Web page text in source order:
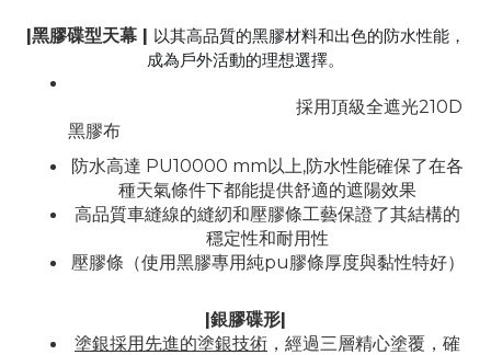
|黑膠碟型天幕 | 以其高品質的黑膠材料和出色的防水性能，
成為戶外活動的理想選擇。
採用頂級全遮光210D
黑膠布
防水高達 PU10000 mm以上,防水性能確保了在各
種天氣條件下都能提供舒適的遮陽效果
高品質車縫線的縫紉和壓膠條工藝保證了其結構的
穩定性和耐用性
壓膠條（使用黑膠專用純pu膠條厚度與黏性特好）
|銀膠碟形|
塗銀採用先進的塗銀技術 ，經過三層精心塗覆，確